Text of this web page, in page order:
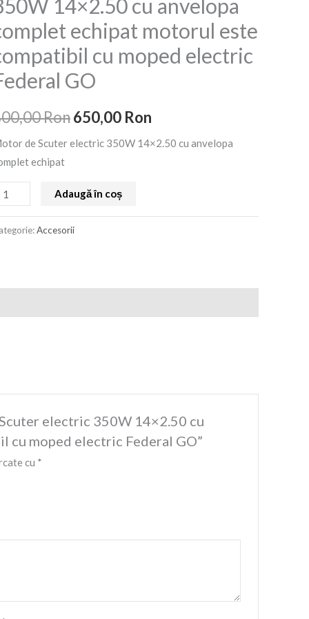
14×2.50 cu anvelopa
echipat motorul este
cu moped electric
GO
Ron
a
fost:
800,00 Ron.
650,00 Ron
este:
650,00 Ron.
de Scuter electric 350W 14×2.50 cu anvelopa
echipat
Adaugă în coș
Accesorii
electric 350W 14×2.50 cu
cu moped electric Federal GO”
cu *